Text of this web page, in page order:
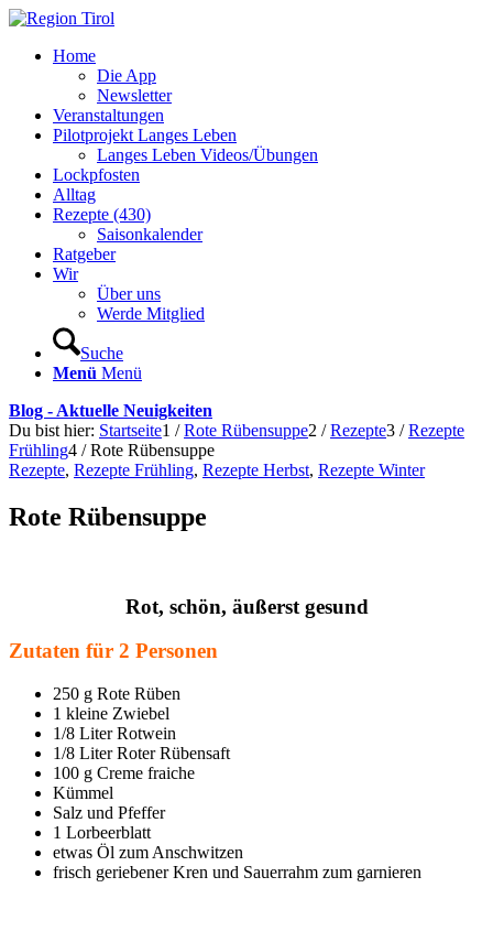
Home
Die App
Newsletter
Veranstaltungen
Pilotprojekt Langes Leben
Langes Leben Videos/Übungen
Lockpfosten
Alltag
Rezepte (430)
Saisonkalender
Ratgeber
Wir
Über uns
Werde Mitglied
Suche
Menü Menü
Blog - Aktuelle Neuigkeiten
Du bist hier: Startseite1 / Rote Rübensuppe2 / Rezepte3 / Rezepte
Frühling4 / Rote Rübensuppe
Rezepte, Rezepte Frühling, Rezepte Herbst, Rezepte Winter
Rote Rübensuppe
Rot, schön, äußerst gesund
Zutaten für 2 Personen
250 g Rote Rüben
1 kleine Zwiebel
1/8 Liter Rotwein
1/8 Liter Roter Rübensaft
100 g Creme fraiche
Kümmel
Salz und Pfeffer
1 Lorbeerblatt
etwas Öl zum Anschwitzen
frisch geriebener Kren und Sauerrahm zum garnieren